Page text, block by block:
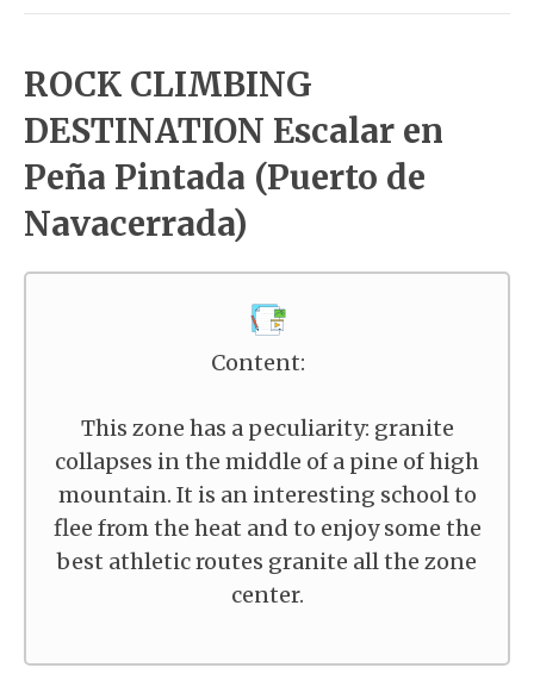
ROCK CLIMBING
DESTINATION Escalar en
Peña Pintada (Puerto de
Navacerrada)
Content:
This zone has a peculiarity: granite
collapses in the middle of a pine of high
mountain. It is an interesting school to
flee from the heat and to enjoy some the
best athletic routes granite all the zone
center.